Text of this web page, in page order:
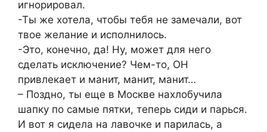
игнорировал.
-Ты же хотела, чтобы тебя не замечали, вот
твое желание и исполнилось.
-Это, конечно, да! Ну, может для него
сделать исключение? Чем-то, ОН
привлекает и манит, манит, манит…
– Поздно, ты еще в Москве нахлобучила
шапку по самые пятки, теперь сиди и парься.
И вот я сидела на лавочке и парилась, а